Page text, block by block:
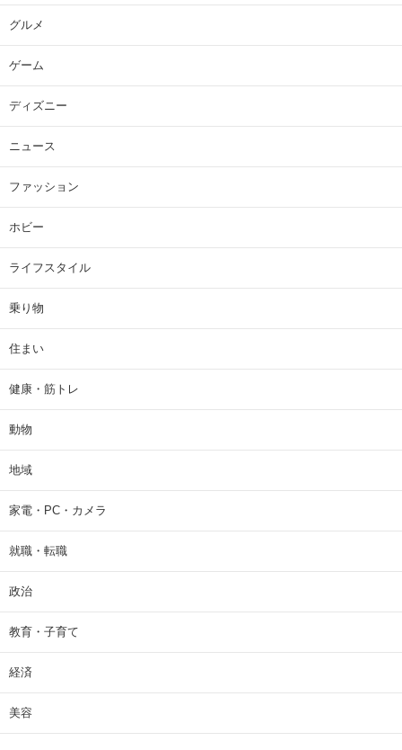
グルメ
ゲーム
ディズニー
ニュース
ファッション
ホビー
ライフスタイル
乗り物
住まい
健康・筋トレ
動物
地域
家電・PC・カメラ
就職・転職
政治
教育・子育て
経済
美容